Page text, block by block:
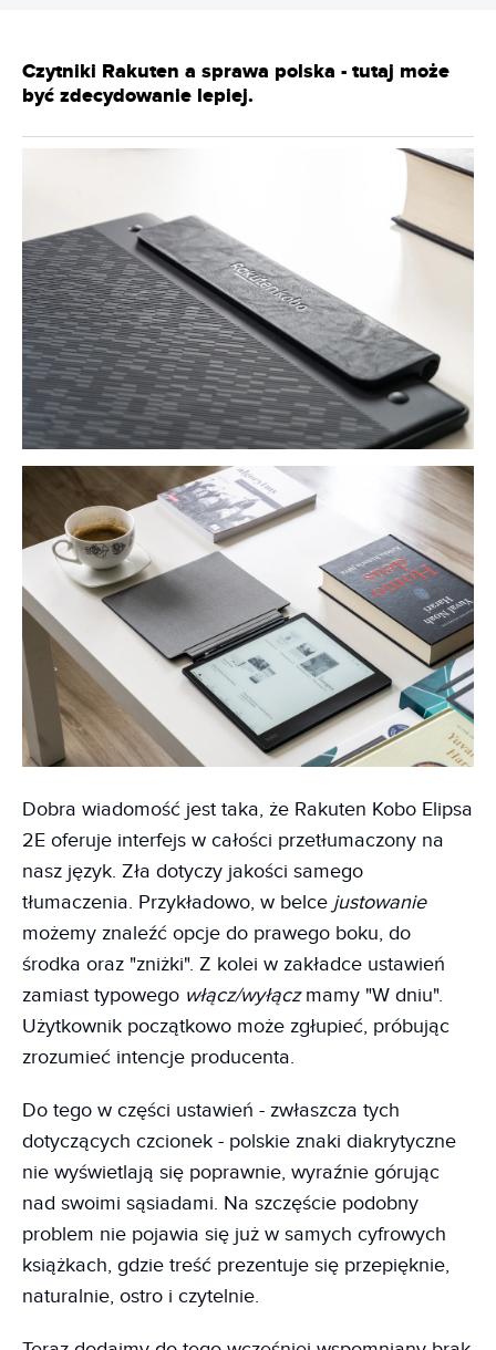
Czytniki Rakuten a sprawa polska - tutaj może
być zdecydowanie lepiej.
Dobra wiadomość jest taka, że Rakuten Kobo Elipsa
2E oferuje interfejs w całości przetłumaczony na
nasz język. Zła dotyczy jakości samego
tłumaczenia. Przykładowo, w belce justowanie
możemy znaleźć opcje do prawego boku, do
środka oraz "zniżki". Z kolei w zakładce ustawień
zamiast typowego włącz/wyłączmamy "W dniu".
Użytkownik początkowo może zgłupieć, próbując
zrozumieć intencje producenta.
Do tego w części ustawień - zwłaszcza tych
dotyczących czcionek - polskie znaki diakrytyczne
nie wyświetlają się poprawnie, wyraźnie górując
nad swoimi sąsiadami. Na szczęście podobny
problem nie pojawia się już w samych cyfrowych
książkach, gdzie treść prezentuje się przepięknie,
naturalnie, ostro i czytelnie.